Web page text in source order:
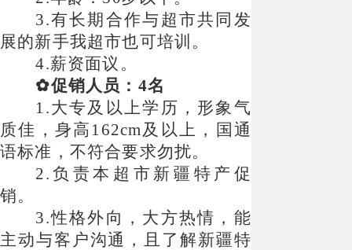
3.有长期合作与超市共同发
展的新手我超市也可培训。
4.薪资面议。
✿促销人员：4名
1.大专及以上学历，形象气
质佳，身高162cm及以上，国通
语标准，不符合要求勿扰。
2.负责本超市新疆特产促
销。
3.性格外向，大方热情，能
主动与客户沟通，且了解新疆特